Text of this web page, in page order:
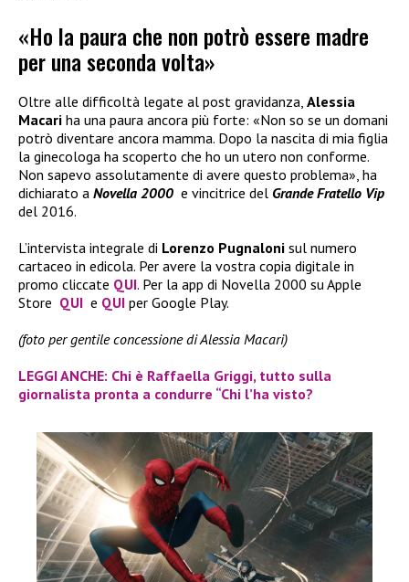
«Ho la paura che non potrò essere madre
per una seconda volta»
Oltre alle difficoltà legate al post gravidanza, Alessia
Macari ha una paura ancora più forte: «Non so se un domani
potrò diventare ancora mamma. Dopo la nascita di mia figlia
la ginecologa ha scoperto che ho un utero non conforme.
Non sapevo assolutamente di avere questo problema», ha
dichiarato a Novella 2000 e vincitrice del Grande Fratello Vip
del 2016.
L’intervista integrale di Lorenzo Pugnaloni sul numero
cartaceo in edicola. Per avere la vostra copia digitale in
promo cliccate QUI. Per la app di Novella 2000 su Apple
Store QUI e QUI per Google Play.
(foto per gentile concessione di Alessia Macari)
LEGGI ANCHE: Chi è Raffaella Griggi, tutto sulla
giornalista pronta a condurre “Chi l’ha visto?